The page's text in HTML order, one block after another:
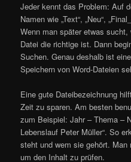
Jeder kennt das Problem: Auf
Namen wie „Text“, „Neu“,
Wenn man später etwas
Datei die richtige ist. Dann
Suchen. Genau deshalb ist
Speichern von Word-Dateien
Eine gute Dateibezeichnung
Zeit zu sparen. Am besten
zum Beispiel: Jahr – Thema –
Lebenslauf Peter Müller“. So
steht und wem sie gehört.
um den Inhalt zu prüfen.